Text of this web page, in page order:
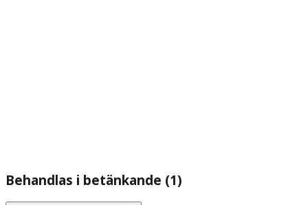
Behandlas i betänkande (1)